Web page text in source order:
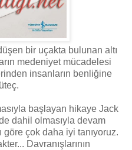
bir uçakta bulunan altı
medeniyet mücadelesi
insanların benliğine
başlayan hikaye Jack
dahil olmasıyla devam
çok daha iyi tanıyoruz.
Davranışlarının